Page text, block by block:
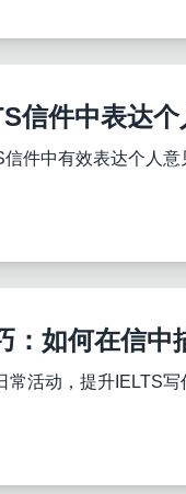
信件中表达
件中有效表达个人
：如何在信
常活动，提升IELTS